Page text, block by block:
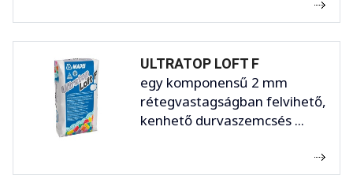
ULTRATOP LOFT F
egy komponensű 2 mm
rétegvastagságban felvihető,
kenhető durvaszemcsés ...